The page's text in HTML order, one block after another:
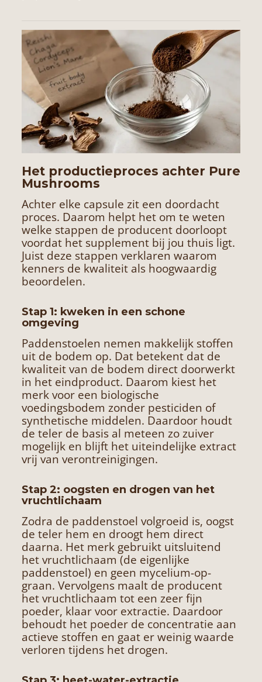
Het productieproces achter Pure
Mushrooms
Achter elke capsule zit een doordacht
proces. Daarom helpt het om te weten
welke stappen de producent doorloopt
voordat het supplement bij jou thuis ligt.
Juist deze stappen verklaren waarom
kenners de kwaliteit als hoogwaardig
beoordelen.
Stap 1: kweken in een schone
omgeving
Paddenstoelen nemen makkelijk stoffen
uit de bodem op. Dat betekent dat de
kwaliteit van de bodem direct doorwerkt
in het eindproduct. Daarom kiest het
merk voor een biologische
voedingsbodem zonder pesticiden of
synthetische middelen. Daardoor houdt
de teler de basis al meteen zo zuiver
mogelijk en blijft het uiteindelijke extract
vrij van verontreinigingen.
Stap 2: oogsten en drogen van het
vruchtlichaam
Zodra de paddenstoel volgroeid is, oogst
de teler hem en droogt hem direct
daarna. Het merk gebruikt uitsluitend
het vruchtlichaam (de eigenlijke
paddenstoel) en geen mycelium-op-
graan. Vervolgens maalt de producent
het vruchtlichaam tot een zeer fijn
poeder, klaar voor extractie. Daardoor
behoudt het poeder de concentratie aan
actieve stoffen en gaat er weinig waarde
verloren tijdens het drogen.